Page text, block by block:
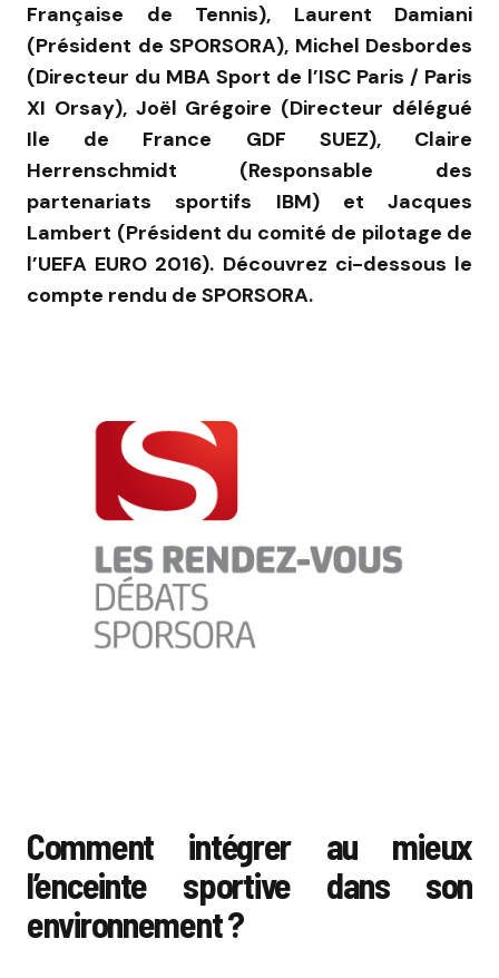
Française de Tennis), Laurent Damiani
(Président de SPORSORA), Michel Desbordes
(Directeur du MBA Sport de l’ISC Paris / Paris
XI Orsay), Joël Grégoire (Directeur délégué
Ile de France GDF SUEZ), Claire
Herrenschmidt (Responsable des
partenariats sportifs IBM) et Jacques
Lambert (Président du comité de pilotage de
l’UEFA EURO 2016). Découvrez ci-dessous le
compte rendu de SPORSORA.
Comment intégrer au mieux
l’enceinte sportive dans son
environnement ?